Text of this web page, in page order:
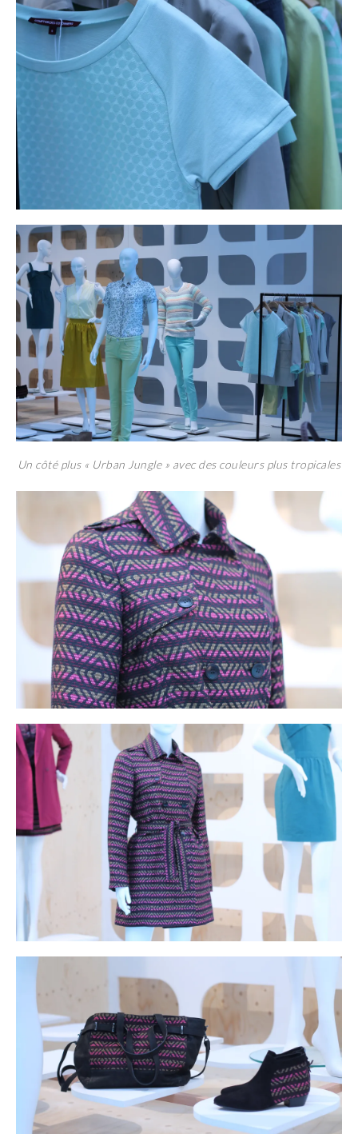
Un côté plus « Urban Jungle » avec des couleurs plus tropicales